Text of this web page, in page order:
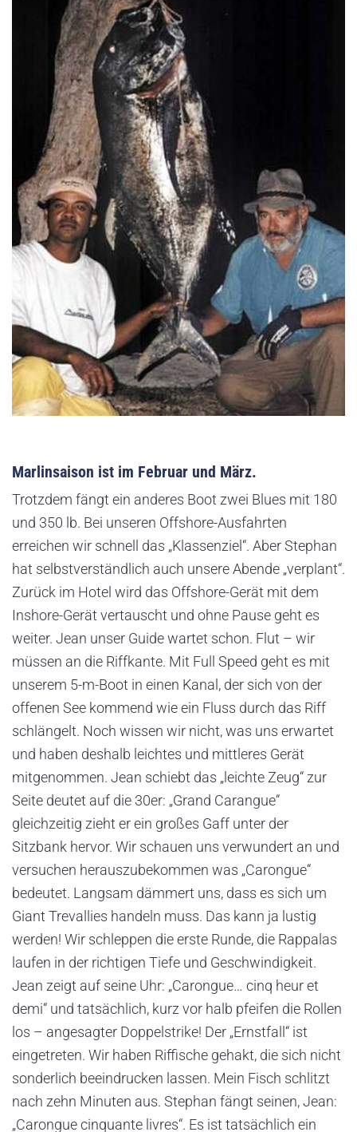
Marlinsaison ist im Februar und März.
Trotzdem fängt ein anderes Boot zwei Blues mit 180
und 350 lb. Bei unseren Offshore-Ausfahrten
erreichen wir schnell das „Klassenziel“. Aber Stephan
hat selbstverständlich auch unsere Abende „verplant“.
Zurück im Hotel wird das Offshore-Gerät mit dem
Inshore-Gerät vertauscht und ohne Pause geht es
weiter. Jean unser Guide wartet schon. Flut – wir
müssen an die Riffkante. Mit Full Speed geht es mit
unserem 5-m-Boot in einen Kanal, der sich von der
offenen See kommend wie ein Fluss durch das Riff
schlängelt. Noch wissen wir nicht, was uns erwartet
und haben deshalb leichtes und mittleres Gerät
mitgenommen. Jean schiebt das „leichte Zeug“ zur
Seite deutet auf die 30er: „Grand Carangue“
gleichzeitig zieht er ein großes Gaff unter der
Sitzbank hervor. Wir schauen uns verwundert an und
versuchen herauszubekommen was „Carongue“
bedeutet. Langsam dämmert uns, dass es sich um
Giant Trevallies handeln muss. Das kann ja lustig
werden! Wir schleppen die erste Runde, die Rappalas
laufen in der richtigen Tiefe und Geschwindigkeit.
Jean zeigt auf seine Uhr: „Carongue… cinq heur et
demi“ und tatsächlich, kurz vor halb pfeifen die Rollen
los – angesagter Doppelstrike! Der „Ernstfall“ ist
eingetreten. Wir haben Riffische gehakt, die sich nicht
sonderlich beeindrucken lassen. Mein Fisch schlitzt
nach zehn Minuten aus. Stephan fängt seinen, Jean:
„Carongue cinquante livres“. Es ist tatsächlich ein